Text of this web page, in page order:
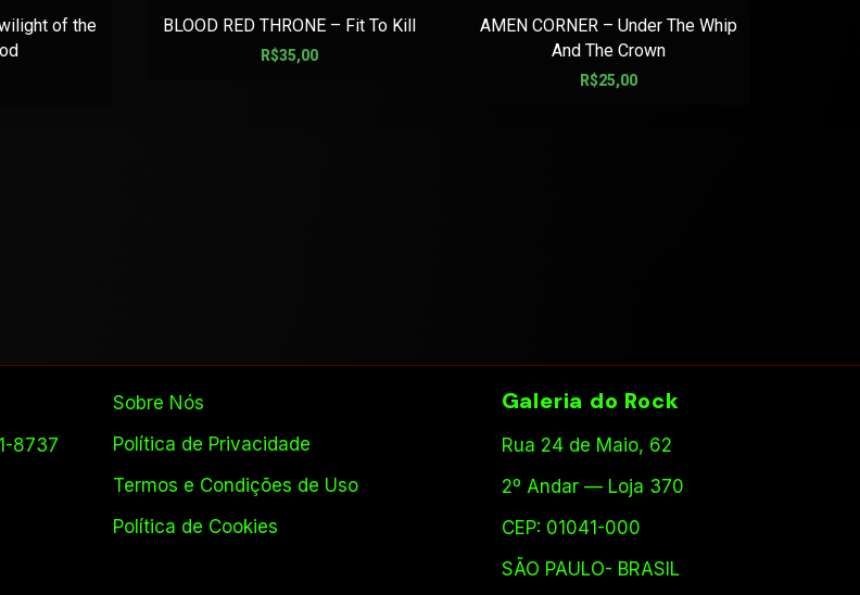
of the
BLOOD RED THRONE – Fit To Kill
R$35,00
AMEN CORNER – Under The Whip
And The Crown
R$25,00
8737
Sobre Nós
Política de Privacidade
Termos e Condições de Uso
Política de Cookies
Galeria do Rock
Rua 24 de Maio, 62
2º Andar — Loja 370
CEP: 01041-000
SÃO PAULO- BRASIL